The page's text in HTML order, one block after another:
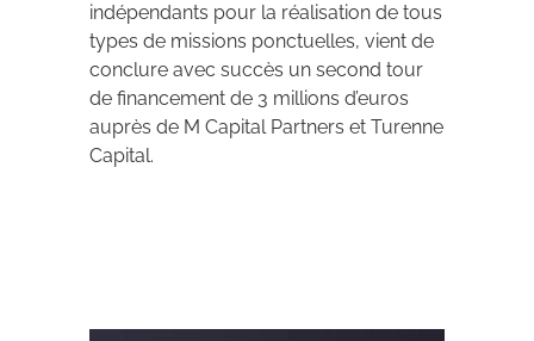
indépendants pour la réalisation de tous
types de missions ponctuelles, vient de
conclure avec succès un second tour
de financement de 3 millions d’euros
auprès de M Capital Partners et Turenne
Capital.